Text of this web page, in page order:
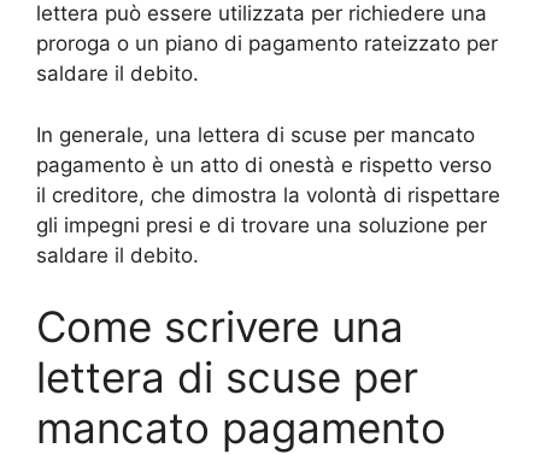
lettera può essere utilizzata per richiedere una
proroga o un piano di pagamento rateizzato per
saldare il debito.
In generale, una lettera di scuse per mancato
pagamento è un atto di onestà e rispetto verso
il creditore, che dimostra la volontà di rispettare
gli impegni presi e di trovare una soluzione per
saldare il debito.
Come scrivere una
lettera di scuse per
mancato pagamento